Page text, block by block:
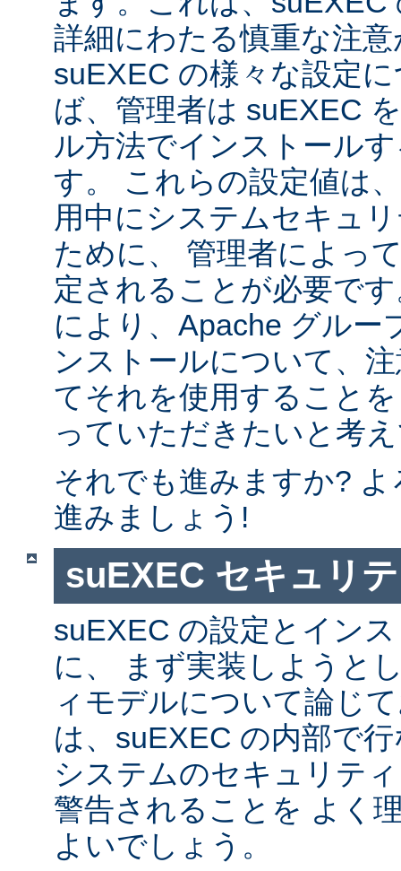
詳細にわたる慎重な注
suEXEC の様々な設定
ば、管理者は suEXEC
ル方法でインストール
す。 これらの設定値は
用中にシステムセキュ
ために、 管理者によっ
定されることが必要で
により、Apache グルー
ンストールについて、
てそれを使用すること
っていただきたいと考
それでも進みますか?
進みましょう!
suEXEC セキュリ
suEXEC の設定とイン
に、 まず実装しようと
ィモデルについて論じ
は、suEXEC の内部で
システムのセキュリテ
警告されることを よく
よいでしょう。